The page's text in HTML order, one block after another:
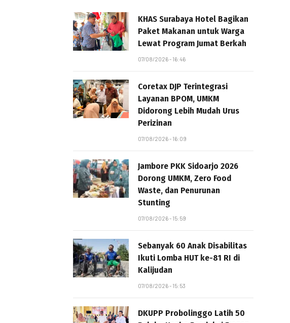
KHAS Surabaya Hotel Bagikan
Paket Makanan untuk Warga
Lewat Program Jumat Berkah
07/08/2026 - 16:46
Coretax DJP Terintegrasi
Layanan BPOM, UMKM
Didorong Lebih Mudah Urus
Perizinan
07/08/2026 - 16:09
Jambore PKK Sidoarjo 2026
Dorong UMKM, Zero Food
Waste, dan Penurunan
Stunting
07/08/2026 - 15:59
Sebanyak 60 Anak Disabilitas
Ikuti Lomba HUT ke-81 RI di
Kalijudan
07/08/2026 - 15:53
DKUPP Probolinggo Latih 50